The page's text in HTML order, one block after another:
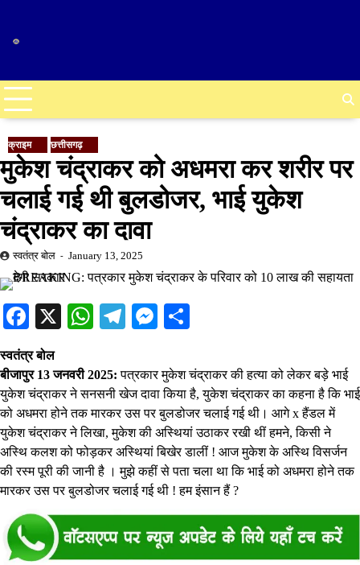
content
क्राइम छत्तीसगढ़
मुकेश चंद्राकर को अधमरा कर शरीर पर
चलाई गई थी बुलडोजर, भाई युकेश
चंद्राकर का दावा
स्वतंत्र बोल January 13, 2025
Facebook
X WhatsApp
Telegram
Messenger
स्वतंत्र बोल
बीजापुर 13 जनवरी 2025:पत्रकार मुकेश चंद्राकर की हत्या को लेकर बड़े भाई
युकेश चंद्राकर ने सनसनी खेज दावा किया है, युकेश चंद्राकर का कहना है कि भाई
को अधमरा होने तक मारकर उस पर बुलडोजर चलाई गई थी। आगे x हैंडल में
युकेश चंद्राकर ने लिखा, मुकेश की अस्थियां उठाकर रखी थीं हमने, किसी ने
अस्थि कलश को फोड़कर अस्थियां बिखेर डालीं ! आज मुकेश के अस्थि विसर्जन
की रस्म पूरी की जानी है । मुझे कहीं से पता चला था कि भाई को अधमरा होने तक
मारकर उस पर बुलडोजर चलाई गई थी ! हम इंसान हैं ?